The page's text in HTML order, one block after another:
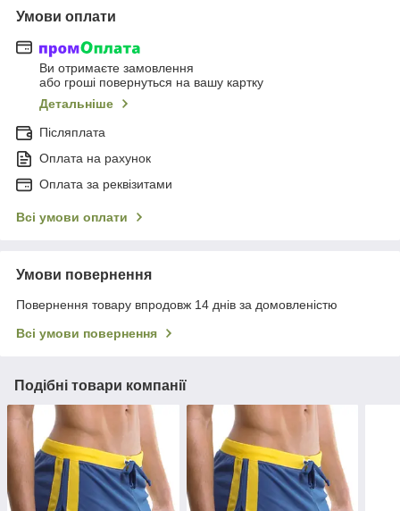
Умови оплати
Ви отримаєте замовлення
або гроші повернуться на вашу картку
Детальніше
Післяплата
Оплата на рахунок
Оплата за реквізитами
Всі умови оплати
Умови повернення
Повернення товару впродовж 14 днів за домовленістю
Всі умови повернення
Подібні товари компанії